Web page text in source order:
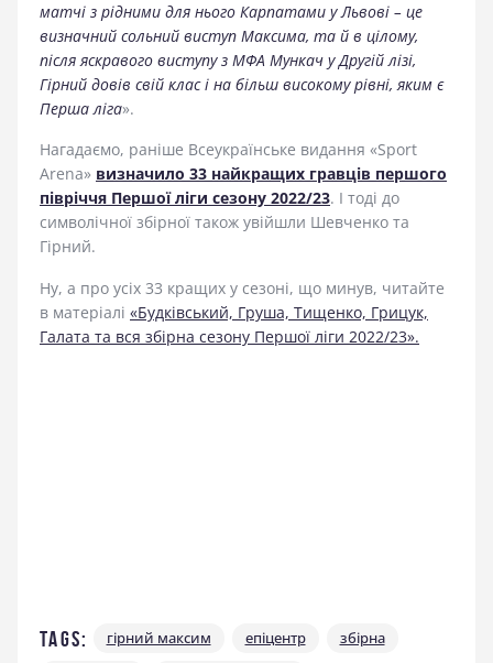
матчі з рідними для нього Карпатами у Львові – це
визначний сольний виступ Максима, та й в цілому,
після яскравого виступу з МФА Мункач у Другій лізі,
Гірний довів свій клас і на більш високому рівні, яким є
Перша ліга».
Нагадаємо, раніше Всеукраїнське видання «Sport
Arena» визначило 33 найкращих гравців першого
півріччя Першої ліги сезону 2022/23. І тоді до
символічної збірної також увійшли Шевченко та
Гірний.
Ну, а про усіх 33 кращих у сезоні, що минув, читайте
в матеріалі «Будківський, Груша, Тищенко, Грицук,
Галата та вся збірна сезону Першої ліги 2022/23».
Tags: гірний максим епіцентр
збірна